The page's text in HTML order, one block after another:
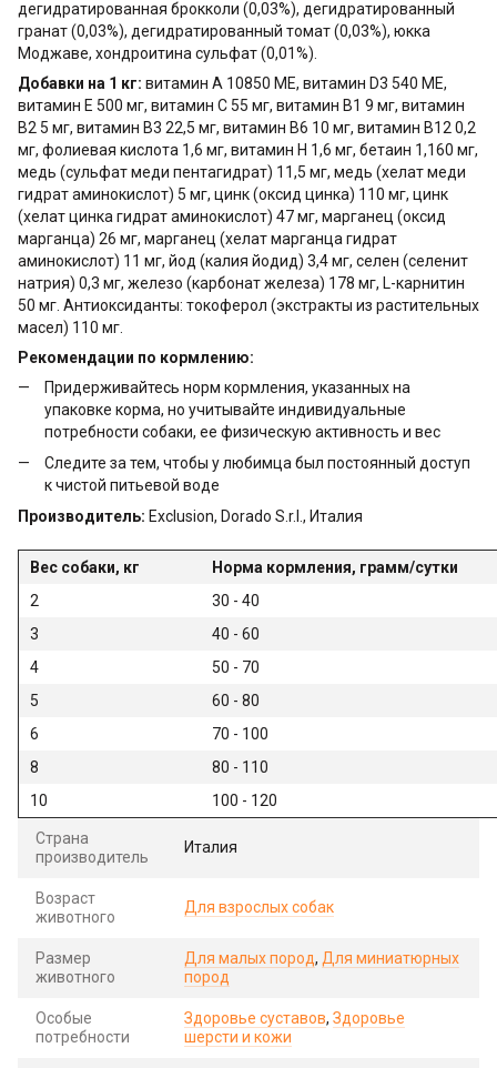
дегидратированная брокколи (0,03%), дегидратированный
гранат (0,03%), дегидратированный томат (0,03%), юкка
Моджаве, хондроитина сульфат (0,01%).
Добавки на 1 кг: витамин А 10850 МЕ, витамин D3 540 МЕ,
витамин Е 500 мг, витамин С 55 мг, витамин В1 9 мг, витамин
В2 5 мг, витамин В3 22,5 мг, витамин В6 10 мг, витамин В12 0,2
мг, фолиевая кислота 1,6 мг, витамин Н 1,6 мг, бетаин 1,160 мг,
медь (сульфат меди пентагидрат) 11,5 мг, медь (хелат меди
гидрат аминокислот) 5 мг, цинк (оксид цинка) 110 мг, цинк
(хелат цинка гидрат аминокислот) 47 мг, марганец (оксид
марганца) 26 мг, марганец (хелат марганца гидрат
аминокислот) 11 мг, йод (калия йодид) 3,4 мг, селен (селенит
натрия) 0,3 мг, железо (карбонат железа) 178 мг, L-карнитин
50 мг. Антиоксиданты: токоферол (экстракты из растительных
масел) 110 мг.
Рекомендации по кормлению:
Придерживайтесь норм кормления, указанных на
упаковке корма, но учитывайте индивидуальные
потребности собаки, ее физическую активность и вес
Следите за тем, чтобы у любимца был постоянный доступ
к чистой питьевой воде
Производитель: Exclusion, Dorado S.r.l., Италия
Вес собаки, кг
Норма кормления, грамм/сутки
2
30 - 40
3
40 - 60
4
50 - 70
5
60 - 80
6
70 - 100
8
80 - 110
10
100 - 120
Страна
производитель
Италия
Возраст
животного
Для взрослых собак
Размер
животного
Для малых пород, Для миниатюрных
пород
Особые
потребности
Здоровье суставов, Здоровье
шерсти и кожи